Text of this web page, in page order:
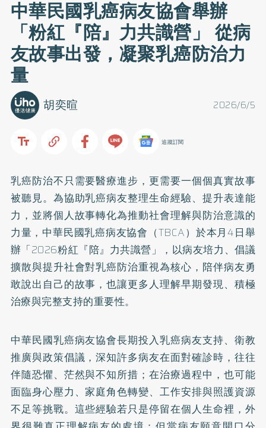
中華民國乳癌病友協會舉辦
「粉紅『陪』力共識營」 從病
友故事出發，凝聚乳癌防治力
量
2026/6/5
胡奕暄
追蹤訂閱
乳癌防治不只需要醫療進步，更需要一個個真實故事
被聽見。為協助乳癌病友整理生命經驗、提升表達能
力，並將個人故事轉化為推動社會理解與防治意識的
力量，中華民國乳癌病友協會（TBCA）於本月4日舉
辦「2026粉紅『陪』力共識營」，以病友培力、倡議
擴散與提升社會對乳癌防治重視為核心，陪伴病友勇
敢說出自己的故事，也讓更多人理解早期發現、積極
治療與完整支持的重要性。
中華民國乳癌病友協會長期投入乳癌病友支持、衛教
推廣與政策倡議，深知許多病友在面對確診時，往往
伴隨恐懼、茫然與不知所措；在治療過程中，也可能
面臨身心壓力、家庭角色轉變、工作安排與照護資源
不足等挑戰。這些經驗若只是停留在個人生命裡，外